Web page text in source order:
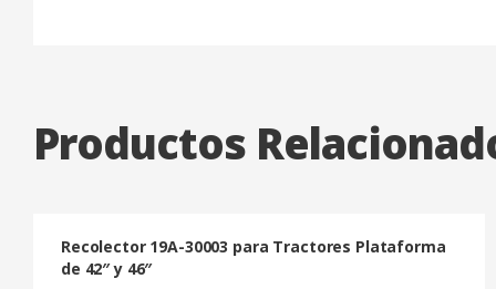
Productos
Recolector 19A-30003 para Tractores Plataforma
de 42″ y 46″